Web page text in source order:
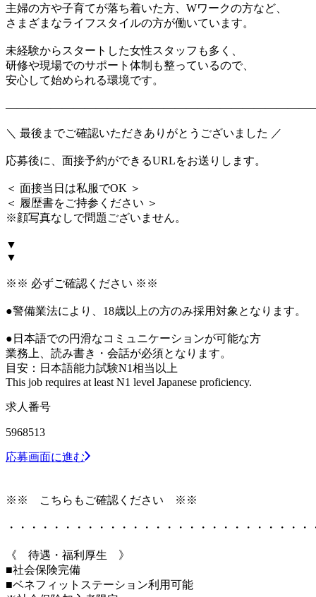
主婦の方や子育てが落ち着いた方、Wワークの方など、
さまざまなライフスタイルの方が働いています。
未経験からスタートした女性スタッフも多く、
研修や現場でのサポート体制も整っているので、
安心して始められる環境です。
＼ 最後までご確認いただきありがとうございました ／
応募後に、面接予約ができるURLをお送りします。
＜ 面接当日は私服でOK ＞
＜ 履歴書をご持参ください ＞
※顔写真なしで問題ございません。
▼
▼
※※ 必ずご確認ください ※※
●警備業法により、18歳以上の方のみ採用対象となります。
●日本語での円滑なコミュニケーションが可能な方
業務上、読み書き・会話が必須となります。
目安：日本語能力試験N1相当以上
This job requires at least N1 level Japanese proficiency.
求人番号
5968513
応募画面に進む
※※ こちらもご確認ください ※※
・・・・・・・・・・・・・・・・・・・・・・・・・・・
《 待遇・福利厚生 》
■社会保険完備
■ベネフィットステーション利用可能